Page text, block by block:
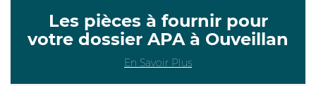
Les pièces à fournir pour
votre dossier APA à Ouveillan
En Savoir Plus